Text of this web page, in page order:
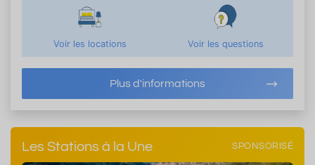
Voir les locations Voir les questions
Plus d'informations
Les Stations à la Une SPONSORISÉ